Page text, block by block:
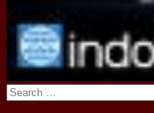
Search
for: